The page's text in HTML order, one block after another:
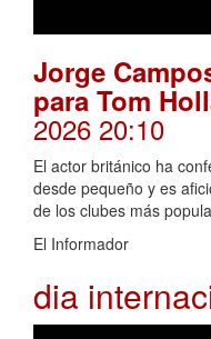
Jorge
para Tom
2026 20:10
El actor británico ha
desde pequeño y es
de los clubes más
El Informador
dia